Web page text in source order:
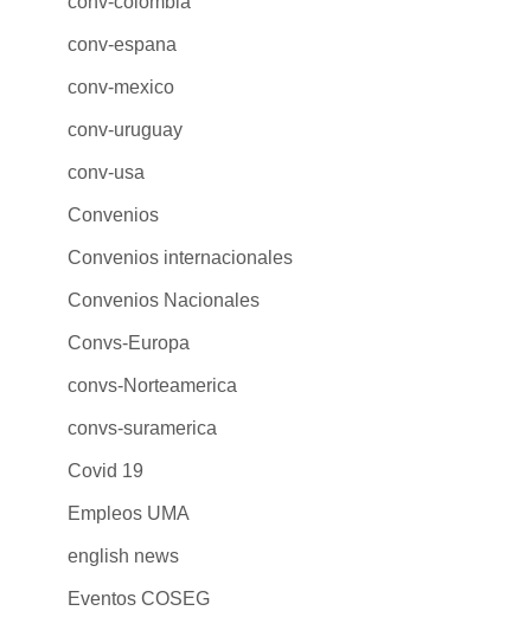
conv-espana
conv-mexico
conv-uruguay
conv-usa
Convenios
Convenios internacionales
Convenios Nacionales
Convs-Europa
convs-Norteamerica
convs-suramerica
Covid 19
Empleos UMA
english news
Eventos COSEG